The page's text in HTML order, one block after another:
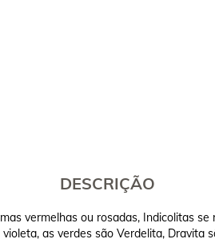
DESCRIÇÃO
vermelhas ou rosadas, Indicolitas
as verdes são Verdelita, Dravita